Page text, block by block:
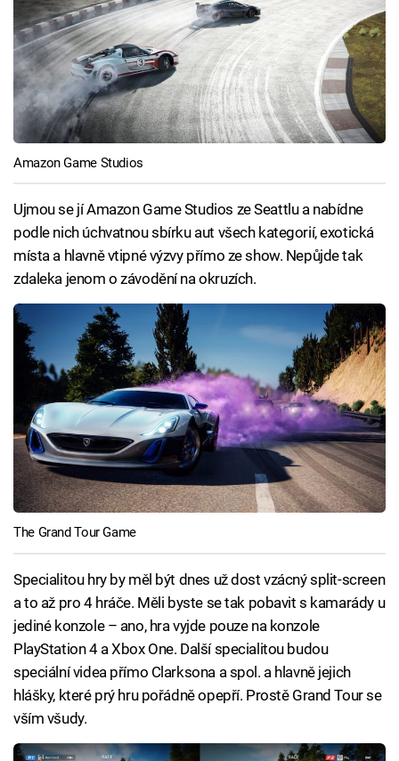
Amazon Game Studios
Ujmou se jí Amazon Game Studios ze Seattlu a nabídne
podle nich úchvatnou sbírku aut všech kategorií, exotická
místa a hlavně vtipné výzvy přímo ze show. Nepůjde tak
zdaleka jenom o závodění na okruzích.
The Grand Tour Game
Specialitou hry by měl být dnes už dost vzácný split-screen
a to až pro 4 hráče. Měli byste se tak pobavit s kamarády u
jediné konzole – ano, hra vyjde pouze na konzole
PlayStation 4 a Xbox One. Další specialitou budou
speciální videa přímo Clarksona a spol. a hlavně jejich
hlášky, které prý hru pořádně opepří. Prostě Grand Tour se
vším všudy.